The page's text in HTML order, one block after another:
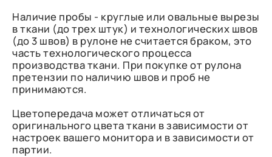
Наличие пробы - круглые или овальные вырезы
в ткани (до трех штук) и технологических швов
(до 3 швов) в рулоне не считается браком, это
часть технологического процесса
производства ткани. При покупке от рулона
претензии по наличию швов и проб не
принимаются.
Цветопередача может отличаться от
оригинального цвета ткани в зависимости от
настроек вашего монитора и в зависимости от
партии.